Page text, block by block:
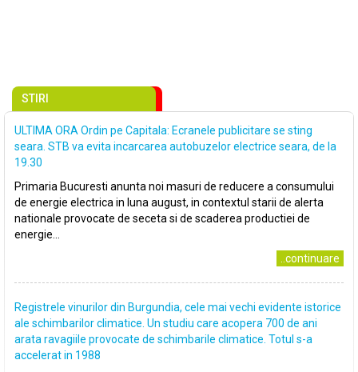
STIRI
ULTIMA ORA Ordin pe Capitala: Ecranele publicitare se sting
seara. STB va evita incarcarea autobuzelor electrice seara, de la
19.30
Primaria Bucuresti anunta noi masuri de reducere a consumului
de energie electrica in luna august, in contextul starii de alerta
nationale provocate de seceta si de scaderea productiei de
energie...
..continuare
Registrele vinurilor din Burgundia, cele mai vechi evidente istorice
ale schimbarilor climatice. Un studiu care acopera 700 de ani
arata ravagiile provocate de schimbarile climatice. Totul s-a
accelerat in 1988